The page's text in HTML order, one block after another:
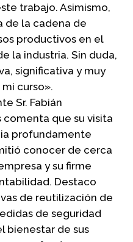
trabajo. Asimismo,
de la cadena de
productivos en el
la industria. Sin duda,
significativa y muy
curso».
Sr. Fabián
que su visita
profundamente
conocer de cerca
y su firme
Destaco
de reutilización de
de seguridad
bienestar de sus